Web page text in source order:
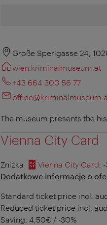
Große Sperlgasse 24,
wien.kriminalmuseum.at
+43 664 300 56 77
The museum presents the
Vienna City Card
Zniżka Vienna City Card:
Dodatkowe informacje o
Standard ticket price incl.
Reduced ticket price incl.
Saving: 4,50€ / -30%